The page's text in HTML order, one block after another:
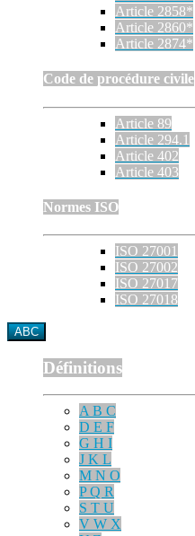
Article 2858*
Article 2860*
Article 2874*
Code de procédure civile
Article 89
Article 294.1
Article 402
Article 403
Normes ISO
ISO 27001
ISO 27002
ISO 27017
ISO 27018
ABC
Définitions
A B C
D E F
G H I
J K L
M N O
P Q R
S T U
V W X